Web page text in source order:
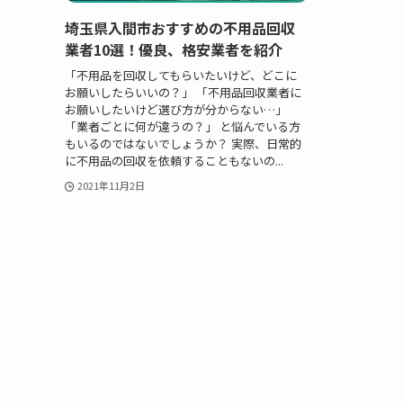
埼玉県入間市おすすめの不用品回収
業者10選！優良、格安業者を紹介
「不用品を回収してもらいたいけど、どこに
お願いしたらいいの？」 「不用品回収業者に
お願いしたいけど選び方が分からない…」
「業者ごとに何が違うの？」 と悩んでいる方
もいるのではないでしょうか？ 実際、日常的
に不用品の回収を依頼することもないの...
2021年11月2日